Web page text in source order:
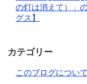
の灯は消えて）」
グス】
カテゴリー
このブログについて